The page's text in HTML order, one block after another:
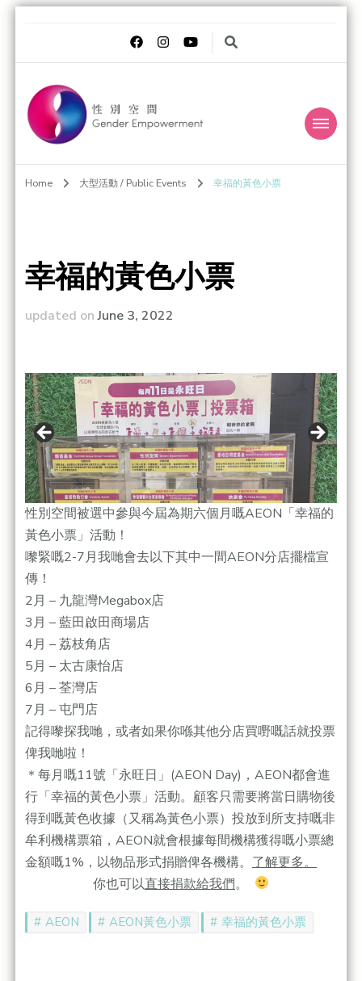
Gender
Empowerment 性別
Home 大型活動 / Public Events 幸福的黃色小票
幸福的黃色小票
updated onJune 3, 2022
性別空間被選中參與今屆為期六個月嘅AEON「幸福的
黃色小票」活動！
嚟緊嘅2-7月我哋會去以下其中一間AEON分店擺檔宣
傳！
2月 – 九龍灣Megabox店
3月 – 藍田啟田商場店
4月 – 荔枝角店
5月 – 太古康怡店
6月 – 荃灣店
7月 – 屯門店
記得嚟探我哋，或者如果你喺其他分店買嘢嘅話就投票
俾我哋啦！
＊每月嘅11號「永旺日」(AEON Day)，AEON都會進
行「幸福的黃色小票」活動。顧客只需要將當日購物後
得到嘅黃色收據（又稱為黃色小票）投放到所支持嘅非
牟利機構票箱，AEON就會根據每間機構獲得嘅小票總
金額嘅1%， 以物品形式捐贈俾各機構。 了解更多。
你也可以直接捐款給我們。
AEON AEON黃色小票 幸福的黃色小票